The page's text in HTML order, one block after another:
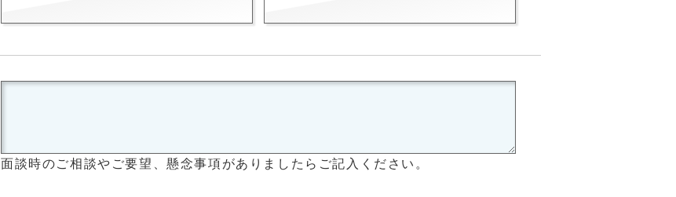
面談時のご相談やご要望、懸念事項がありましたらご記入ください。